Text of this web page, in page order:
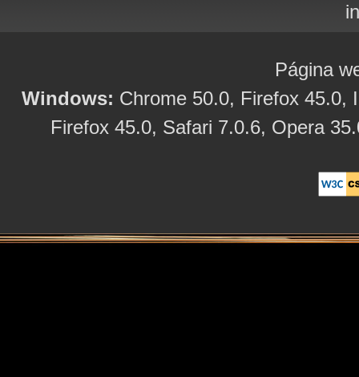
Página
Windows: Chrome 50.0, Firefox 45.0,
Firefox 45.0, Safari 7.0.6, Opera